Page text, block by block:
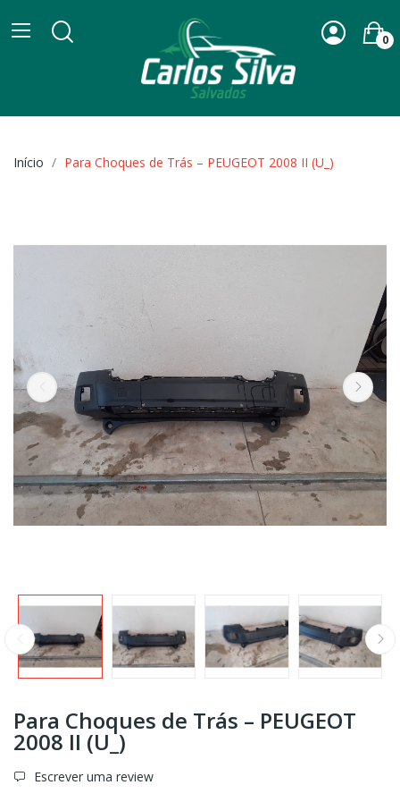
0
Início Para Choques de Trás – PEUGEOT 2008 II (U_)
Para Choques de Trás – PEUGEOT
2008 II (U_)
Escrever uma review